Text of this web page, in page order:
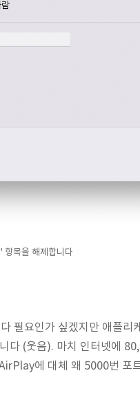
항목을 해제합니다
필요인가 싶겠지만 애플리
다 (웃음). 마치 인터넷에
에 대체 왜 5000번 포